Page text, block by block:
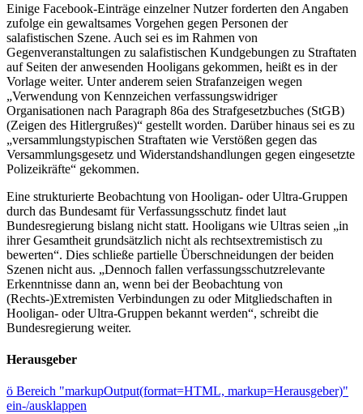
Einige Facebook-Einträge einzelner Nutzer forderten den Angaben
zufolge ein gewaltsames Vorgehen gegen Personen der
salafistischen Szene. Auch sei es im Rahmen von
Gegenveranstaltungen zu salafistischen Kundgebungen zu Straftaten
auf Seiten der anwesenden Hooligans gekommen, heißt es in der
Vorlage weiter. Unter anderem seien Strafanzeigen wegen
„Verwendung von Kennzeichen verfassungswidriger
Organisationen nach Paragraph 86a des Strafgesetzbuches (StGB)
(Zeigen des Hitlergrußes)“ gestellt worden. Darüber hinaus sei es zu
„versammlungstypischen Straftaten wie Verstößen gegen das
Versammlungsgesetz und Widerstandshandlungen gegen eingesetzte
Polizeikräfte“ gekommen.
Eine strukturierte Beobachtung von Hooligan- oder Ultra-Gruppen
durch das Bundesamt für Verfassungsschutz findet laut
Bundesregierung bislang nicht statt. Hooligans wie Ultras seien „in
ihrer Gesamtheit grundsätzlich nicht als rechtsextremistisch zu
bewerten“. Dies schließe partielle Überschneidungen der beiden
Szenen nicht aus. „Dennoch fallen verfassungsschutzrelevante
Erkenntnisse dann an, wenn bei der Beobachtung von
(Rechts-)Extremisten Verbindungen zu oder Mitgliedschaften in
Hooligan- oder Ultra-Gruppen bekannt werden“, schreibt die
Bundesregierung weiter.
Herausgeber
ö Bereich "markupOutput(format=HTML, markup=Herausgeber)"
ein-/ausklappen